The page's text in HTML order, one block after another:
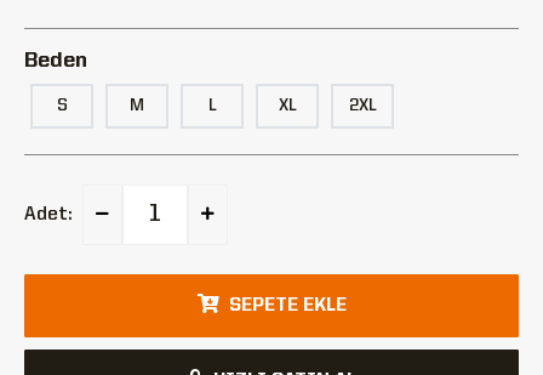
Beden
S M L XL 2XL
Adet:
SEPETE EKLE